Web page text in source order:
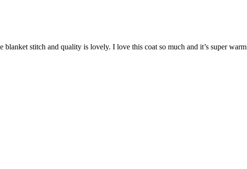
stitch and quality is lovely. I love this coat so much and it’s super warm